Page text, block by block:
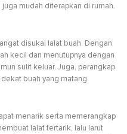
mudah diterapkan di rumah.
disukai lalat buah. Dengan
kecil dan menutupnya dengan
sulit keluar. Juga, perangkap
buah yang matang.
menarik serta memerangkap
lalat tertarik, lalu larut